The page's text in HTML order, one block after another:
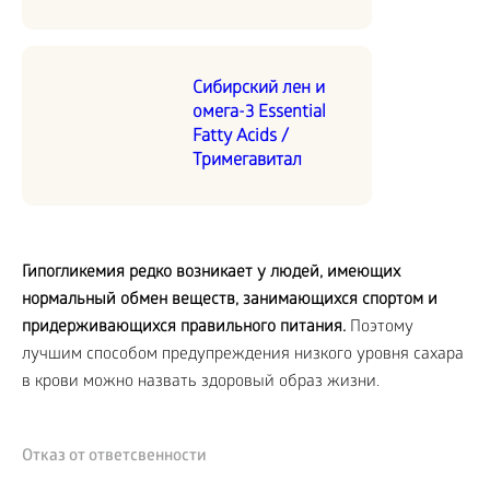
Сибирский лен и
омега-3 Essential
Fatty Acids /
Тримегавитал
Гипогликемия редко возникает у людей, имеющих
нормальный обмен веществ, занимающихся спортом и
придерживающихся правильного питания. Поэтому
лучшим способом предупреждения низкого уровня сахара
в крови можно назвать здоровый образ жизни.
Отказ от ответсвенности